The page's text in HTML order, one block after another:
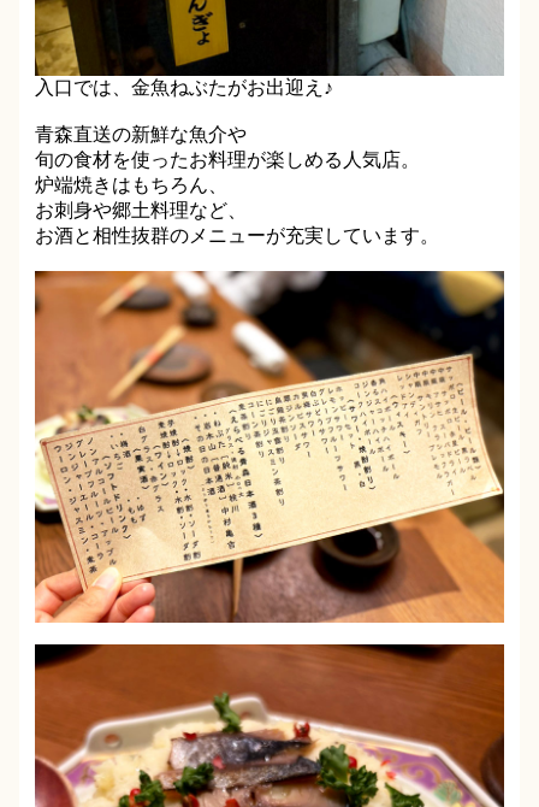
入口では、金魚ねぶたがお出迎え♪
青森直送の新鮮な魚介や
旬の食材を使ったお料理が楽しめる人気店。
炉端焼きはもちろん、
お刺身や郷土料理など、
お酒と相性抜群のメニューが充実しています。